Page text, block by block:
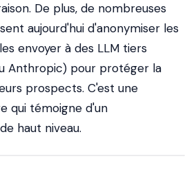
De plus, de nombreuses
aujourd'hui d'anonymiser les
envoyer à des LLM tiers
Anthropic) pour protéger la
prospects. C'est une
qui témoigne d'un
haut niveau.